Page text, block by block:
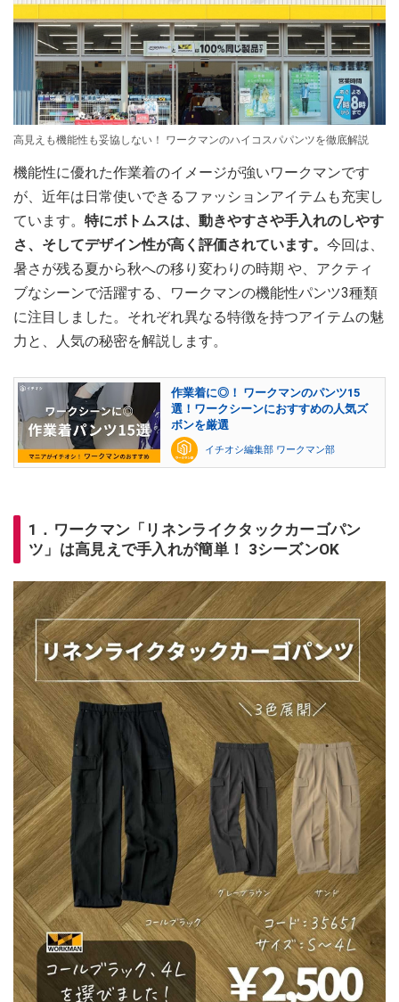
高見えも機能性も妥協しない！ ワークマンのハイコスパパンツを徹底解説
機能性に優れた作業着のイメージが強いワークマンです
が、近年は日常使いできるファッションアイテムも充実し
ています。 特にボトムスは、動きやすさや手入れのしやす
さ、そしてデザイン性が高く評価されています。 今回は、
暑さが残る夏から秋への移り変わりの時期 や、アクティ
ブなシーンで活躍する、ワークマンの機能性パンツ3種類
に注目しました。それぞれ異なる特徴を持つアイテムの魅
力と、人気の秘密を解説します。
作業着に◎！ ワークマンのパンツ15
選！ワークシーンにおすすめの人気ズ
ボンを厳選
イチオシ編集部 ワークマン部
1．ワークマン「リネンライクタックカーゴパン
ツ」は高見えで手入れが簡単！ 3シーズンOK